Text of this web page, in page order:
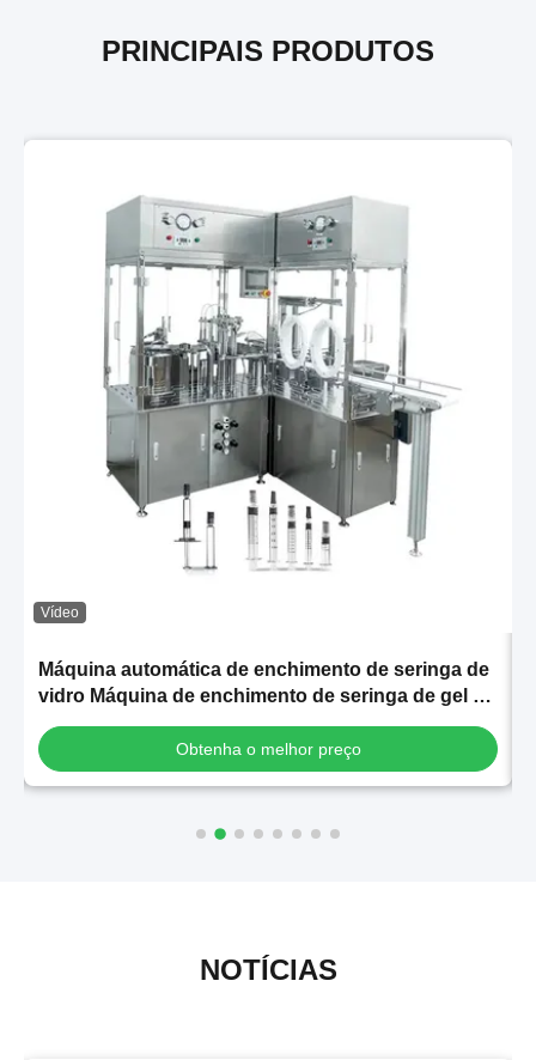
PRINCIPAIS PRODUTOS
Vídeo
Máquina automática de enchimento de seringa de
vidro Máquina de enchimento de seringa de gel de
ácido hialurónico
Obtenha o melhor preço
NOTÍCIAS